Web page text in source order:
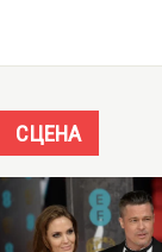
СЦЕНА